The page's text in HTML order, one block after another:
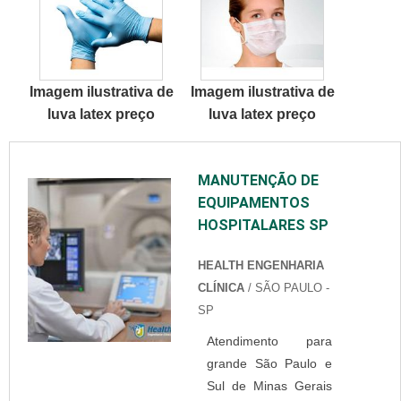
facial não estéril de 3
camadas
descartáveis e vinil
luvas de exame,
garantindo o...
que eles sejam
contaminados ou
ocorra acidentes
como se cortarem ou
algo do gênero.
Benefícios da luva
possuem benefícios
como: Confortáveis;
Maleáveis; Não
Excelente barreira de
proteção; Preços
acessíveis; Entr...
Imagem ilustrativa de
luva latex preço
Imagem ilustrativa de
luva latex preço
MANUTENÇÃO DE
EQUIPAMENTOS
HOSPITALARES SP
HEALTH ENGENHARIA
CLÍNICA / SÃO PAULO -
SP
Atendimento para
grande São Paulo e
Sul de Minas Gerais